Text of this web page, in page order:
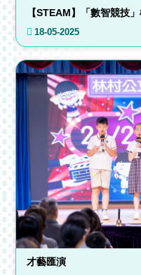
【STEAM】「數智競技
18-05-2025
才藝匯演